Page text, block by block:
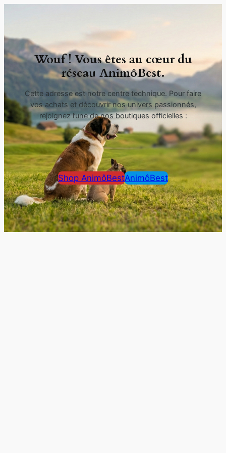
Wouf ! Vous êtes au cœur du
réseau AnimôBest.
Cette adresse est notre centre technique. Pour faire
vos achats et découvrir nos univers passionnés,
rejoignez l’une de nos boutiques officielles :
Shop AnimôBestAnimôBest